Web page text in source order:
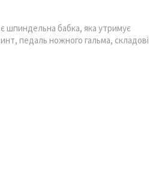
є шпиндельна бабка, яка утримує
педаль ножного гальма, складові